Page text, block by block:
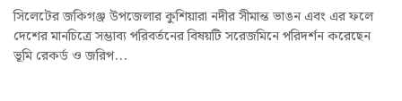
সিলেটের জকিগঞ্জ উপজেলার কুশিয়ারা নদীর সীমান্ত ভাঙন এবং এর ফলে
দেশের মানচিত্রে সম্ভাব্য পরিবর্তনের বিষয়টি সরেজমিনে পরিদর্শন করেছেন
ভূমি রেকর্ড ও জরিপ...